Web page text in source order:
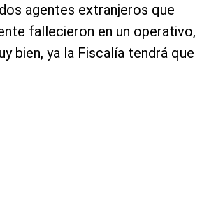
agentes extranjeros que
fallecieron en un operativo,
bien, ya la Fiscalía tendrá que